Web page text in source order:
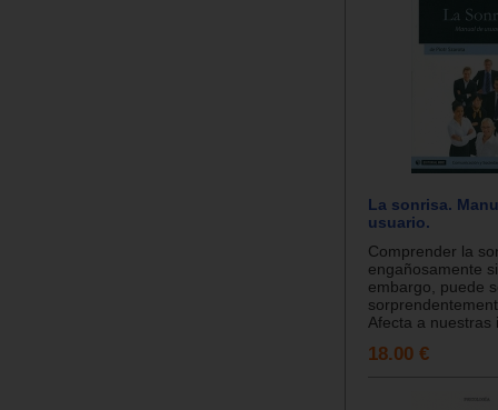
La sonrisa.
usuario.
Comprender la
engañosamente
embargo, puede
Afecta a nuestras
18.00 €